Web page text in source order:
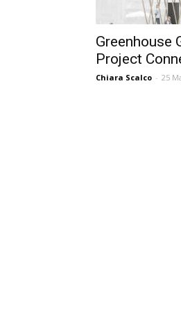
Greenhouse
Project
Chiara Scalco - 25